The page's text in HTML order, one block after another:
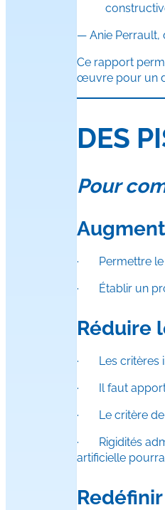
— Anie Perrault,
Ce rapport
œuvre pour un
DES
Pour
· Permettre le
· Établir un
Réduire
· Les critères
· Il faut
· Le critère de
· Rigidités
artificielle